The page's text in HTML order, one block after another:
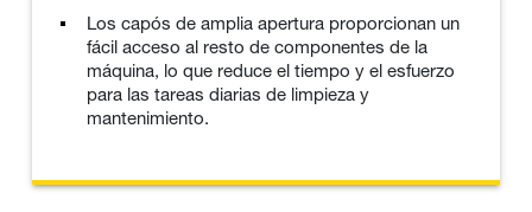
Los capós de amplia apertura proporcionan un
fácil acceso al resto de componentes de la
máquina, lo que reduce el tiempo y el esfuerzo
para las tareas diarias de limpieza y
mantenimiento.